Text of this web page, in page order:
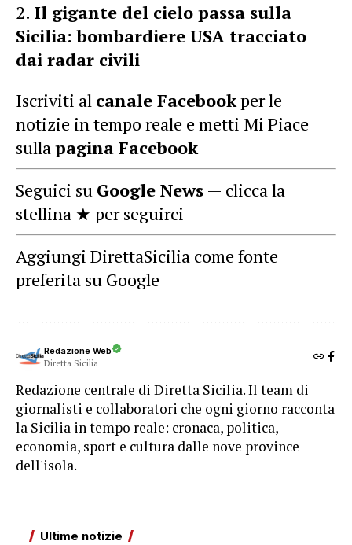
Il gigante del cielo passa sulla
Sicilia: bombardiere USA tracciato
dai radar civili
Iscriviti al canale Facebookper le
notizie in tempo reale e metti Mi Piace
sullapagina Facebook
Seguici su Google News — clicca la
stellina ★ per seguirci
Aggiungi DirettaSicilia come fonte
preferita su Google
Redazione Web
Diretta Sicilia
Redazione centrale di Diretta Sicilia. Il team di
giornalisti e collaboratori che ogni giorno racconta
la Sicilia in tempo reale: cronaca, politica,
economia, sport e cultura dalle nove province
dell'isola.
Ultime notizie